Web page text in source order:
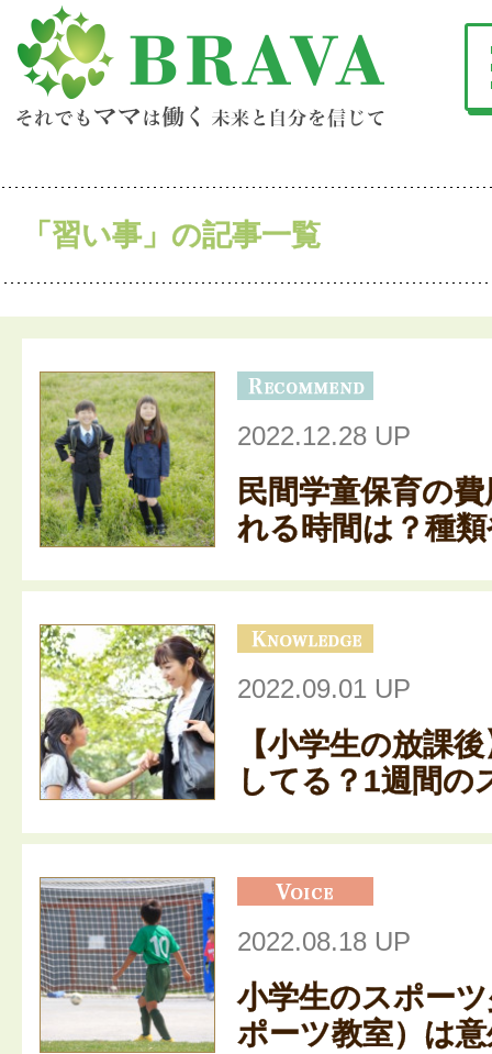
「習い事」の記事一覧
2022.12.28 UP
民間学童保育の
れる時間は？種
2022.09.01 UP
【小学生の放課
してる？1週間の
2022.08.18 UP
小学生のスポー
ポーツ教室）は